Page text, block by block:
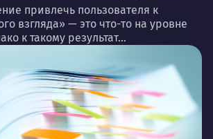
привлечь пользователя к
взгляда» — это что-то на уровне
к такому результат...